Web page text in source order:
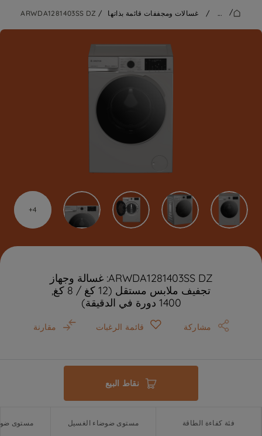
/
...
/ غسالات ومجففات قائمة بذاتها /
ARWDA1281403SS DZ
4
ARWDA1281403SS DZ: غسالة وجهاز
تجفيف ملابس مستقل (12 كغ / 8 كغ,
1400 دورة في الدقيقة)
مشاركة قائمة الرغبات مقارنة
نقاط البيع
فئة كفاءة الطاقة مستوى ضوضاء الغسيل مستوى